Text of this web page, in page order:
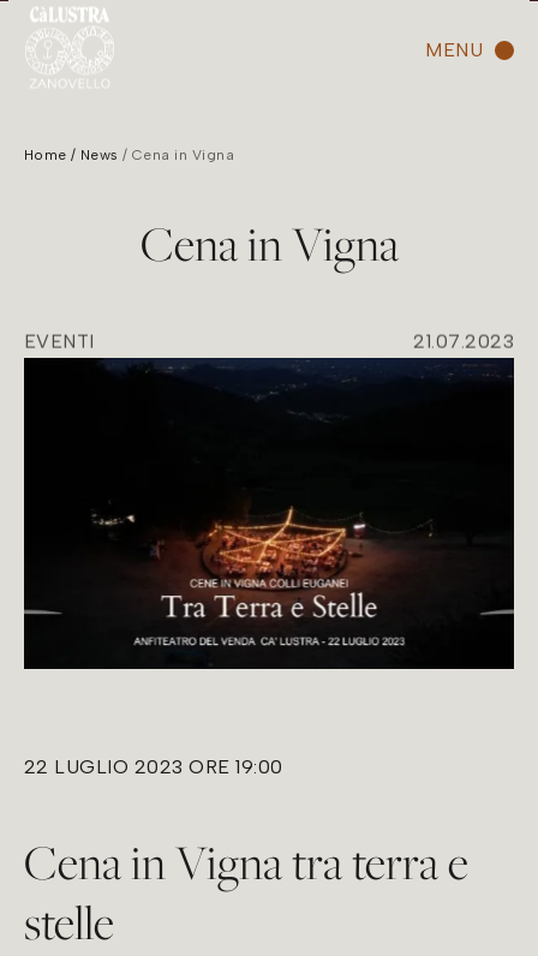
MENU
Home News Cena in Vigna
Cena in Vigna
EVENTI 21.07.2023
22 LUGLIO 2023 ORE 19:00
Cena in Vigna tra terra e
stelle